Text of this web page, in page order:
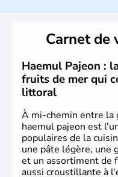
christianisme et le
principales religions.
Corée du Nord. Les
1988, de même que
2002, en collaboration
Carnet de
Haemul Pajeon :
fruits de mer qui
littoral
À mi-chemin entre la
haemul pajeon est
populaires de la
une pâte légère, une
et un assortiment de
aussi croustillante à